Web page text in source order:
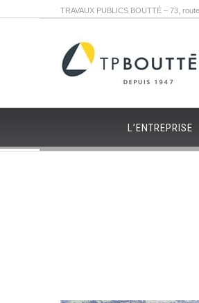
TRAVAUX PUBLICS BOUTTÉ – 73,
L’ENTREPRISE